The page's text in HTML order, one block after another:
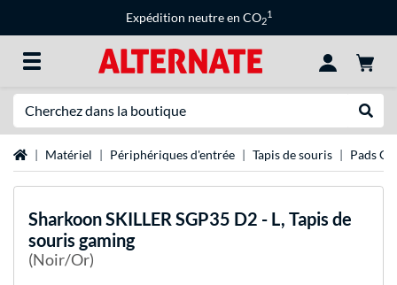
Expédition neutre en CO2
1
Page d'accueil
Matériel Périphériques d'entrée Tapis de souris Pads
SharkoonSKILLER SGP35 D2 - L, Tapis de
souris gaming
(Noir/Or)